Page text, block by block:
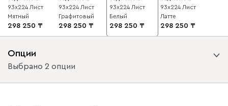
93x224 Лист
Мятный
298 250
93x224 Лист
Графитовый
298 250
93x224 Лист
Белый
298 250
93x224 Лист
Латте
298 250
Опции
Выбрано 2 опции